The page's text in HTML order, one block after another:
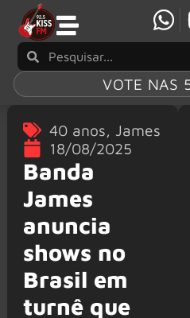
VOTE NAS
40 anos, James
18/08/2025
Banda
James
anuncia
shows no
Brasil em
turnê que